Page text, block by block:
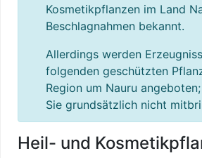
Kosmetikpflanzen im Land
Beschlagnahmen bekannt.
Allerdings werden
folgenden geschützten
Region um Nauru
Sie grundsätzlich nicht
Heil- und